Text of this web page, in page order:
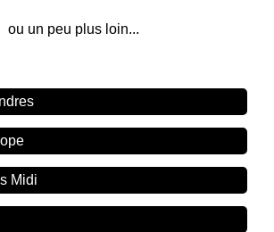
ou un peu plus loin...
Midi